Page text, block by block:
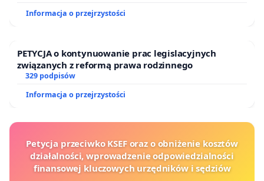
Informacja o przejrzystości
PETYCJA o kontynuowanie prac legislacyjnych
związanych z reformą prawa rodzinnego
329 podpisów
Informacja o przejrzystości
Petycja przeciwko KSEF oraz o obniżenie kosztów
działalności, wprowadzenie odpowiedzialności
finansowej kluczowych urzędników i sędziów